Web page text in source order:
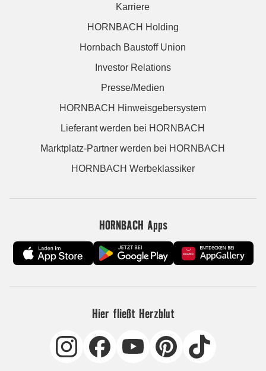
Karriere
HORNBACH Holding
Hornbach Baustoff Union
Investor Relations
Presse/Medien
HORNBACH Hinweisgebersystem
Lieferant werden bei HORNBACH
Marktplatz-Partner werden bei HORNBACH
HORNBACH Werbeklassiker
HORNBACH Apps
Hier fließt Herzblut